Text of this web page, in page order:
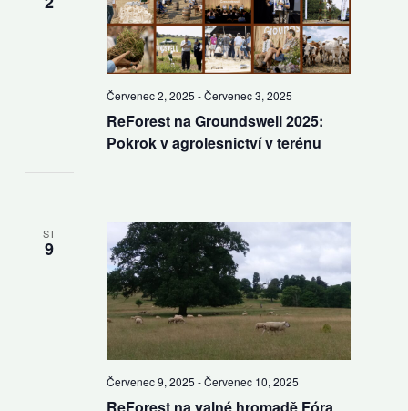
ReForest na Groundswell 2025:
Pokrok v agrolesnictví v terénu
Červenec 2, 2025 -Červenec 3, 2025
ST
9
Červenec 9, 2025 -Červenec 10, 2025